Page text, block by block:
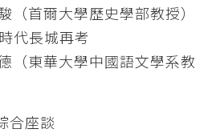
（首爾大學歷史學部教授）
代長城再考
（東華大學中國語文學系教
合座談